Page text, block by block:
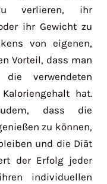
verlieren, ihr
ihr Gewicht zu
von eigenen,
Vorteil, dass man
verwendeten
hat.
dass die
zu können,
und die Diät
der Erfolg jeder
individuellen